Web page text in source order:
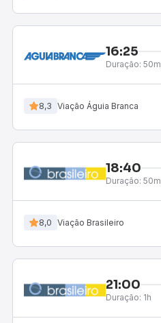
16:25
Duração: 50m
8,3 Viação Águia Branca
18:40
Duração: 50m
8,0 Viação Brasileiro
21:00
Duração: 1h